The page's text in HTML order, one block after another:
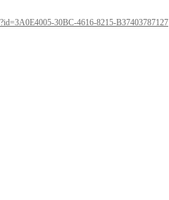
30BC-4616-8215-B37403787127